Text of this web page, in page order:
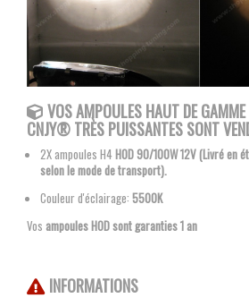
VOS AMPOULESHAUT DE
CNJY®TRÈS PUISSANTES SONT
2X ampoules H4 HOD 90/100W 12V (Livré en
selon le mode de transport).
Couleur d'éclairage: 5500K
Vos ampoules HOD sont garanties 1 an
INFORMATIONS